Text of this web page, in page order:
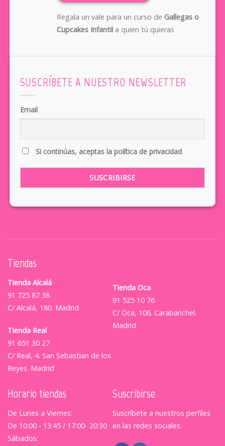
Regala un vale para un curso de Gallegas o
Cupcakes Infantila quien tú quieras
SUSCRÍBETE A NUESTRO NEWSLETTER
Email
Si continúas, aceptas la política de privacidad
Tiendas
Tienda Alcalá
91 725 87 38
C/ Alcalá, 180. Madrid
Tienda Real
91 651 30 27
C/ Real, 4. San Sebastian de los
Reyes. Madrid
Tienda Oca
91 525 10 76
C/ Oca, 106. Carabanchel.
Madrid
Horario tiendas
De Lunes a Viernes:
De 10:00 - 13:45 / 17:00- 20:30
Sábados:
Suscribirse
Suscríbete a nuestros perfiles
en las redes sociales.